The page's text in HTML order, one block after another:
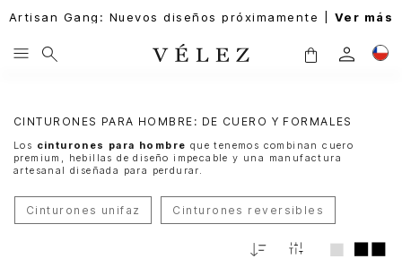
Artisan Gang: Nuevos diseños próximamente | Ver más
CINTURONES PARA HOMBRE: DE CUERO Y FORMALES
Los cinturones para hombre que tenemos combinan cuero
premium, hebillas de diseño impecable y una manufactura
artesanal diseñada para perdurar.
Cinturones unifaz Cinturones reversibles
Fecha